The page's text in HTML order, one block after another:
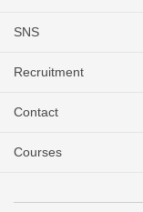
SNS
Recruitment
Contact
Courses